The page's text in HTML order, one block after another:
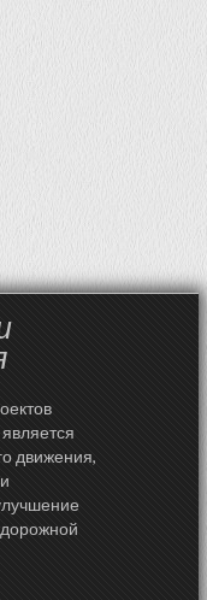
движения,
дорожной